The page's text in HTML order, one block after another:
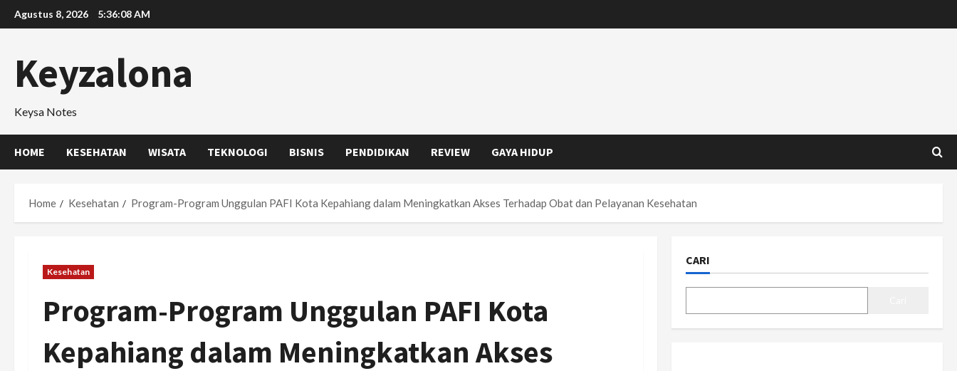
Skip
to
Agustus 8, 2026 5:36:09 AM
Keyzalona
Keysa Notes
HOME KESEHATAN WISATA TEKNOLOGI BISNIS PENDIDIKAN REVIEW GAYA HIDUP
Home Kesehatan Program-Program Unggulan PAFI Kota Kepahiang dalam Meningkatkan Akses Terhadap Obat dan Pelayanan Kesehatan
Kesehatan
Program-Program Unggulan PAFI Kota
Kepahiang dalam Meningkatkan Akses
CARI